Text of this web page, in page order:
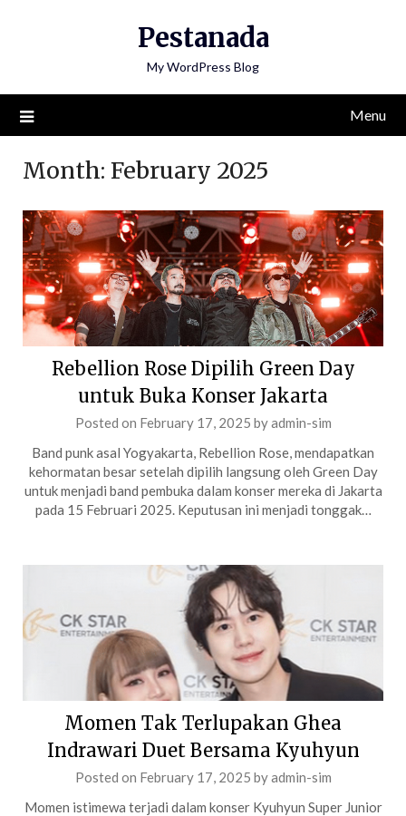
Pestanada
My WordPress Blog
Menu
Month: February 2025
Rebellion Rose Dipilih Green Day
untuk Buka Konser Jakarta
Posted on February 17, 2025 byadmin-sim
Band punk asal Yogyakarta, Rebellion Rose, mendapatkan
kehormatan besar setelah dipilih langsung oleh Green Day
untuk menjadi band pembuka dalam konser mereka di Jakarta
pada 15 Februari 2025. Keputusan ini menjadi tonggak…
Momen Tak Terlupakan Ghea
Indrawari Duet Bersama Kyuhyun
Posted on February 17, 2025 byadmin-sim
Momen istimewa terjadi dalam konser Kyuhyun Super Junior